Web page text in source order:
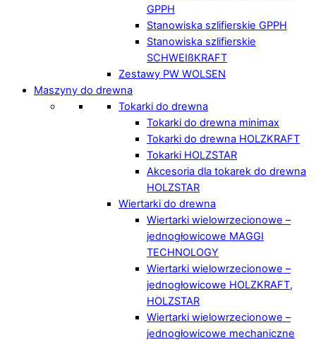
GPPH
Stanowiska szlifierskie GPPH
Stanowiska szlifierskie
SCHWEIßKRAFT
Zestawy PW WOLSEN
Maszyny do drewna
Tokarki do drewna
Tokarki do drewna minimax
Tokarki do drewna HOLZKRAFT
Tokarki HOLZSTAR
Akcesoria dla tokarek do drewna
HOLZSTAR
Wiertarki do drewna
Wiertarki wielowrzecionowe –
jednogłowicowe MAGGI
TECHNOLOGY
Wiertarki wielowrzecionowe –
jednogłowicowe HOLZKRAFT,
HOLZSTAR
Wiertarki wielowrzecionowe –
jednogłowicowe mechaniczne